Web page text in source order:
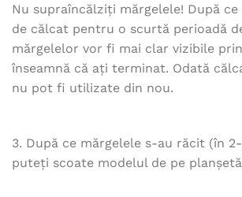
Nu supraîncălziți mărgelele! După
de călcat pentru o scurtă perioadă
mărgelelor vor fi mai clar vizibile
înseamnă că ați terminat. Odată
nu pot fi utilizate din nou.
3. După ce mărgelele s-au răcit (în
puteți scoate modelul de pe